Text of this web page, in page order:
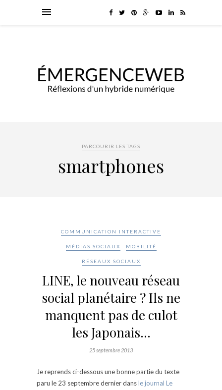
PARCOURIR LES TAGS
smartphones
COMMUNICATION INTERACTIVE
MÉDIAS SOCIAUX MOBILITÉ
RÉSEAUX SOCIAUX
LINE, le nouveau réseau
social planétaire ? Ils ne
manquent pas de culot
les Japonais…
25 septembre 2013
Je reprends ci-dessous une bonne partie du texte
paru le 23 septembre dernier dansle journal Le